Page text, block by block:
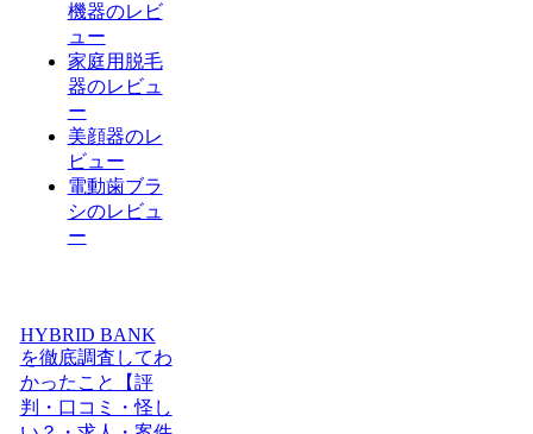
機器のレビ
ュー
家庭用脱毛
器のレビュ
ー
美顔器のレ
ビュー
電動歯ブラ
シのレビュ
ー
HYBRID BANK
を徹底調査してわ
かったこと【評
判・口コミ・怪し